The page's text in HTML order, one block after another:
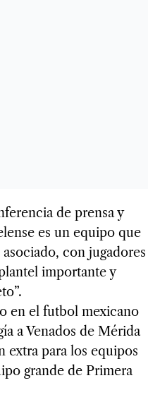
de prensa y
es un equipo que
con jugadores
importante y
en el futbol mexicano
a Venados de Mérida
extra para los equipos
grande de Primera